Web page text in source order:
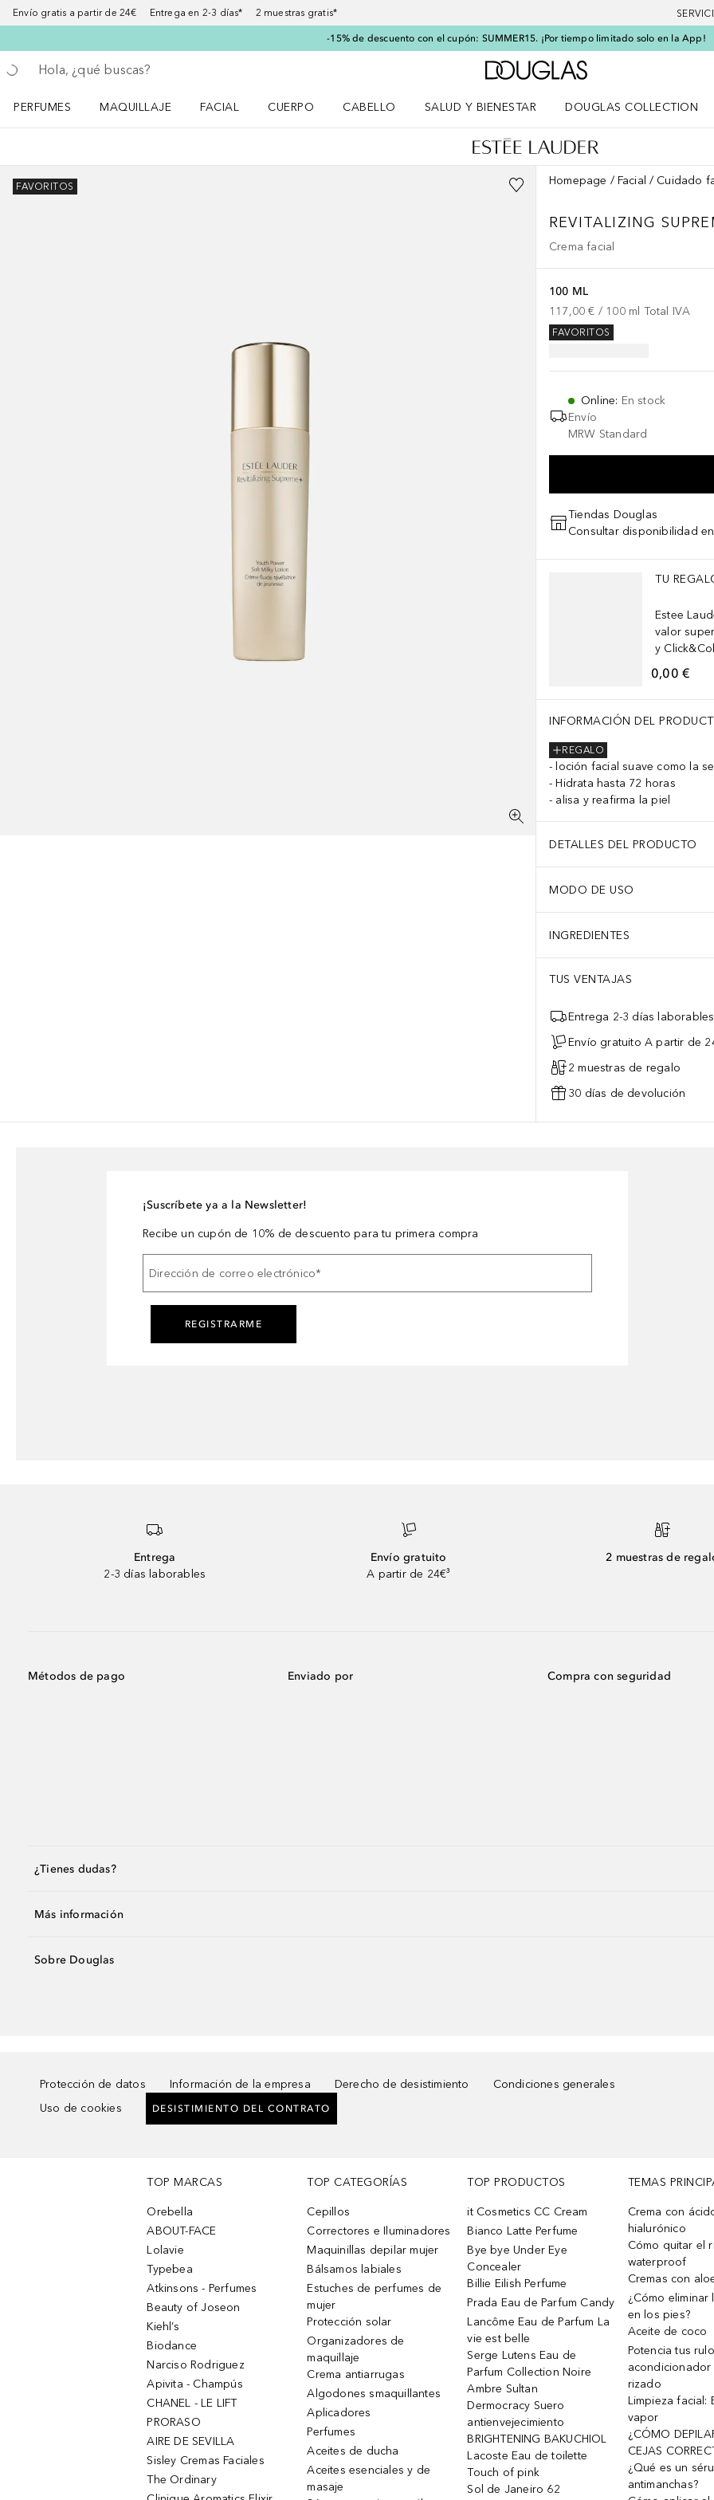
Envío gratis a partir de 24€ Entrega en 2-3 días* 2 muestras gratis*
-15% de descuento con el cupón: SUMMER15. ¡Por tiempo limitado solo en la App!
Regresar
Ejecutar búsqueda
A Douglas Home
PERFUMES
MAQUILLAJE
FACIAL
CUERPO
CABELLO
SALUD Y BIENESTAR
DOUGLAS COLLECTION
FAVORITOS Homepage Facial Cuidado
REVITALIZING
Crema facial
100 ML
117,00 € / 100 ml Total IVA
FAVORITOS
Online: En stock
Envío
MRW Standard
Tiendas Douglas
Consultar disponibilidad
Saltar Deslizador
TU
Estee
valor
y
0,00 €
INFORMACIÓN DEL
REGALO
loción facial suave como la
Hidrata hasta 72 horas
alisa y reafirma la piel
DETALLES DEL PRODUCTO
MODO DE USO
INGREDIENTES
TUS VENTAJAS
Entrega 2-3 días laborables
Envío gratuito A partir de
2 muestras de regalo
30 días de devolución
¡Suscríbete ya a la Newsletter!
Recibe un cupón de 10% de descuento para tu primera compra
Dirección de correo electrónico*
REGISTRARME
Entrega
2-3 días laborables
Envío gratuito
A partir de 24€³
2 muestras de
Métodos de pago Enviado por Compra con seguridad
¿Tienes dudas?
Más información
Sobre Douglas
Protección de datos Información de la empresa Derecho de desistimiento
Condiciones generales
Uso de cookies
DESISTIMIENTO DEL CONTRATO
TOP MARCAS
Orebella
ABOUT-FACE
Lolavie
Typebea
Atkinsons - Perfumes
Beauty of Joseon
Kiehl’s
Biodance
Narciso Rodriguez
Apivita - Champús
CHANEL - LE LIFT
PRORASO
AIRE DE SEVILLA
Sisley Cremas Faciales
The Ordinary
TOP CATEGORÍAS
Cepillos
Correctores e Iluminadores
Maquinillas depilar mujer
Bálsamos labiales
Estuches de perfumes de
mujer
Protección solar
Organizadores de
maquillaje
Crema antiarrugas
Algodones smaquillantes
Aplicadores
Perfumes
Aceites de ducha
Aceites esenciales y de
masaje
TOP PRODUCTOS
it Cosmetics CC Cream
Bianco Latte Perfume
Bye bye Under Eye
Concealer
Billie Eilish Perfume
Prada Eau de Parfum Candy
Lancôme Eau de Parfum La
vie est belle
Serge Lutens Eau de
Parfum Collection Noire
Ambre Sultan
Dermocracy Suero
antienvejecimiento
BRIGHTENING BAKUCHIOL
Lacoste Eau de toilette
Touch of pink
Sol de Janeiro 62
TEMAS
Crema con
hialurónico
Cómo quitar el
waterproof
Cremas con
¿Cómo eliminar
en los pies?
Aceite de coco
Potencia tus
rizado
Limpieza facial:
vapor
¿CÓMO
CEJAS
¿Qué es un
antimanchas?